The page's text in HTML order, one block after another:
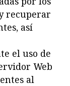
recuperar
así
el uso de
Web
al